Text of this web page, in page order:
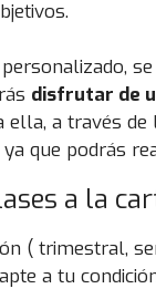
se
disfrutar de
ella, a través
que podrás
a la
( trimestral,
a tu